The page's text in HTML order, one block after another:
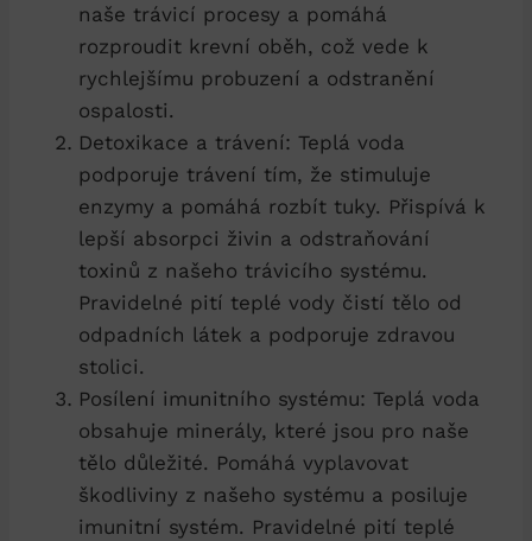
naše trávicí procesy a pomáhá
rozproudit krevní oběh, což vede k
rychlejšímu probuzení a odstranění
ospalosti.
Detoxikace a trávení: Teplá voda
podporuje trávení tím, že stimuluje
enzymy a pomáhá rozbít tuky. Přispívá k
lepší absorpci živin a odstraňování
toxinů z našeho trávicího systému.
Pravidelné pití teplé vody čistí tělo od
odpadních látek a podporuje zdravou
stolici.
Posílení imunitního systému: Teplá voda
obsahuje minerály, které jsou pro naše
tělo důležité. Pomáhá vyplavovat
škodliviny z našeho systému a posiluje
imunitní systém. Pravidelné pití teplé